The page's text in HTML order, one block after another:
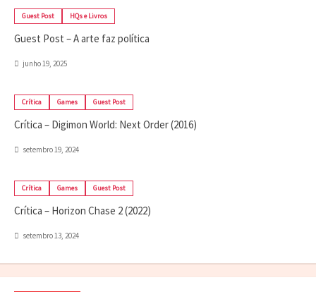
Guest Post HQs e Livros
Guest Post – A arte faz política
junho 19, 2025
Crítica Games Guest Post
Crítica – Digimon World: Next Order (2016)
setembro 19, 2024
Crítica Games Guest Post
Crítica – Horizon Chase 2 (2022)
setembro 13, 2024